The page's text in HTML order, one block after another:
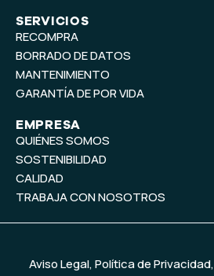
SERVICIOS
RECOMPRA
BORRADO DE DATOS
MANTENIMIENTO
GARANTÍA DE POR VIDA
EMPRESA
QUIÉNES SOMOS
SOSTENIBILIDAD
CALIDAD
TRABAJA CON NOSOTROS
Aviso Legal,Política de Privacidad,